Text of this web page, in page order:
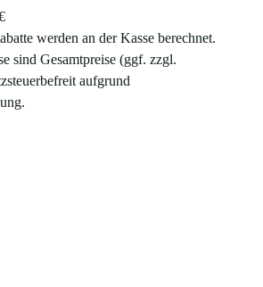
werden an der Kasse berechnet.
sind Gesamtpreise (ggf. zzgl.
aufgrund